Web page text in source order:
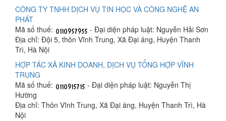
CÔNG TY TNHH DỊCH VỤ TIN HỌC VÀ CÔNG NGHỆ AN
PHÁT
Mã số thuế:
- Đại diện pháp luật: Nguyễn Hải Sơn
Địa chỉ: Đội 5, thôn Vĩnh Trung, Xã Đại áng, Huyện Thanh
Trì, Hà Nội
HỢP TÁC XÃ KINH DOANH, DỊCH VỤ TỔNG HỢP VĨNH
TRUNG
Mã số thuế:
- Đại diện pháp luật: Nguyễn Thị
Hường
Địa chỉ: Thôn Vĩnh Trung, Xã Đại áng, Huyện Thanh Trì, Hà
Nội